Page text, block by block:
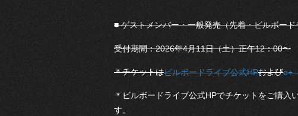
■ ゲストメンバー・一般発売（先着・ビルボー
受付期間：2026年4月11日（土）正午12：00〜
＊チケットはビルボードライブ公式HPおよびe+
＊ビルボードライブ公式HPでチケットをご購
す。